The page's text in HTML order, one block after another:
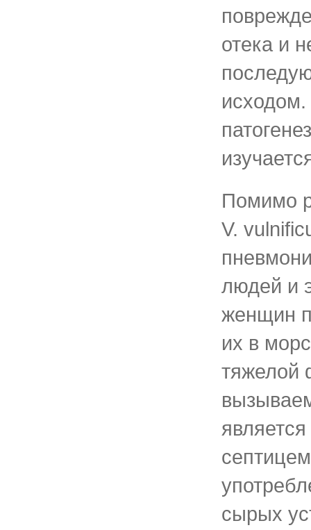
отека и
исходом.
Помимо
V.
людей и
женщин
их в
тяжелой
сырых